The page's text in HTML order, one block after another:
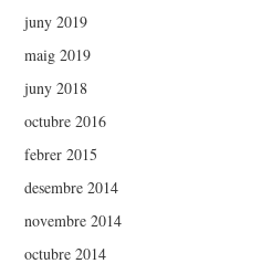
juny 2019
maig 2019
juny 2018
octubre 2016
febrer 2015
desembre 2014
novembre 2014
octubre 2014